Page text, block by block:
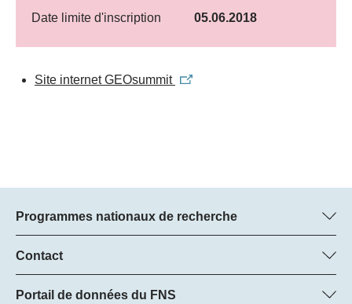
Date limite d'inscription
05.06.2018
Site internet GEOsummit
Programmes nationaux de recherche
Vous trouverez ici des informations sur tous les Programmes
nationaux de recherche (PNR) :
Tous les PNR
Contact
Manager du programme
Dr Pascal Walther, FNS
Portail de données du FNS